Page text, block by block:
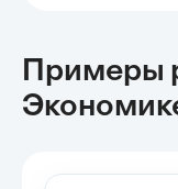
Примеры